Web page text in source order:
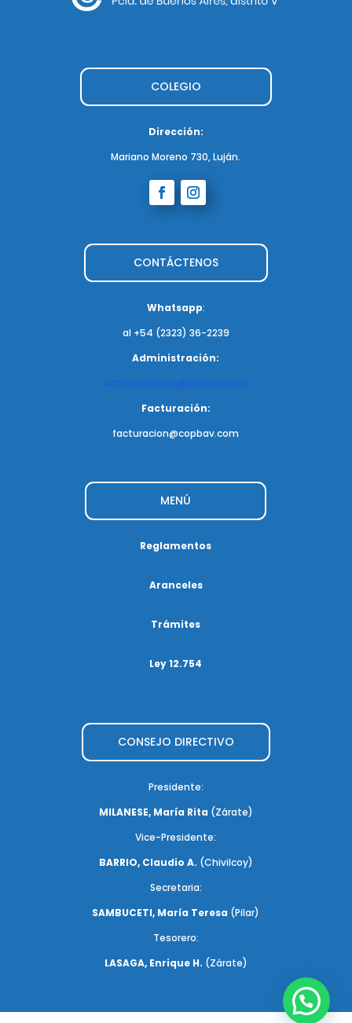
COLEGIO
Dirección:
Mariano Moreno 730, Luján.
CONTÁCTENOS
Whatsapp:
al +54 (2323) 36-2239
Administración:
administracion@copbav.com
Facturación:
facturacion@copbav.com
MENÚ
Reglamentos
Aranceles
Trámites
Ley 12.754
CONSEJO DIRECTIVO
Presidente:
MILANESE, María Rita (Zárate)
Vice-Presidente:
BARRIO, Claudio A. (Chivilcoy)
Secretaria:
SAMBUCETI, María Teresa (Pilar)
Tesorero:
LASAGA, Enrique H. (Zárate)